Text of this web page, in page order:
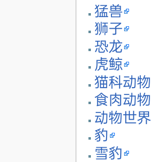
猛兽
狮子
恐龙
虎鲸
猫科动物
食肉动物
动物世界
豹
雪豹